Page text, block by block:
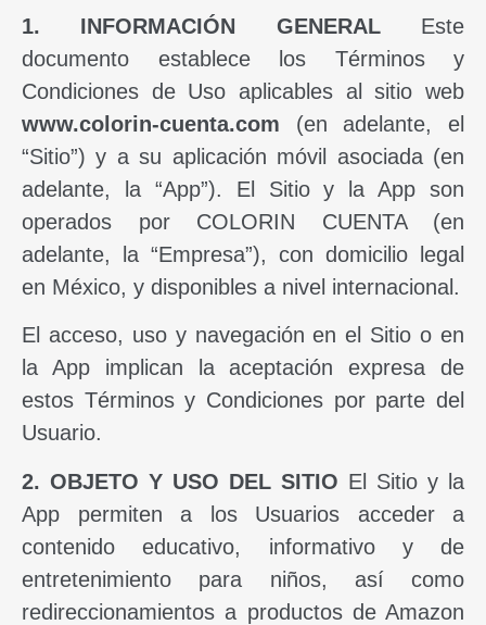
1. INFORMACIÓN GENERALEste
documento establece los Términos y
Condiciones de Uso aplicables al sitio web
www.colorin-cuenta.com (en adelante, el
“Sitio”) y a su aplicación móvil asociada (en
adelante, la “App”). El Sitio y la App son
operados por COLORIN CUENTA (en
adelante, la “Empresa”), con domicilio legal
en México, y disponibles a nivel internacional.
El acceso, uso y navegación en el Sitio o en
la App implican la aceptación expresa de
estos Términos y Condiciones por parte del
Usuario.
2. OBJETO Y USO DEL SITIO El Sitio y la
App permiten a los Usuarios acceder a
contenido educativo, informativo y de
entretenimiento para niños, así como
redireccionamientos a productos de Amazon